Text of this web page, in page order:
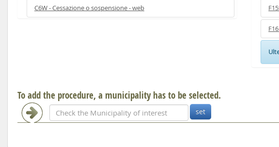
C6W - Cessazione o sospensione - web
To add the procedure, a municipality has to be selected.